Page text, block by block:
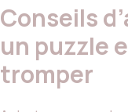
Conseils
un puzzle
tromper